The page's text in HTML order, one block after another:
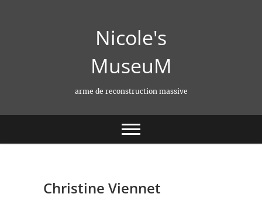
Nicole's
MuseuM
arme de reconstruction massive
Christine Viennet